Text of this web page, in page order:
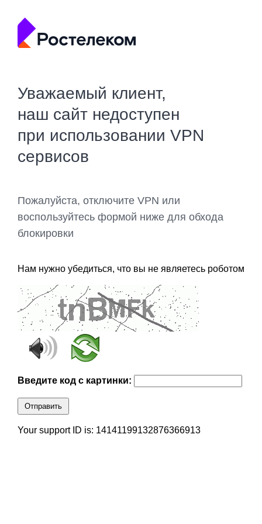
Уважаемый клиент,
наш сайт недоступен
при использовании VPN
сервисов
Пожалуйста, отключите VPN или
воспользуйтесь формой ниже для обхода
блокировки
Нам нужно убедиться, что вы не являетесь роботом
Введите код с картинки:
Отправить
Your support ID is: 14141199132876366913